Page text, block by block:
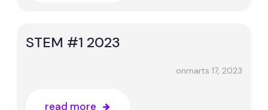
STEM #1 2023
onmarts 17, 2023
read more